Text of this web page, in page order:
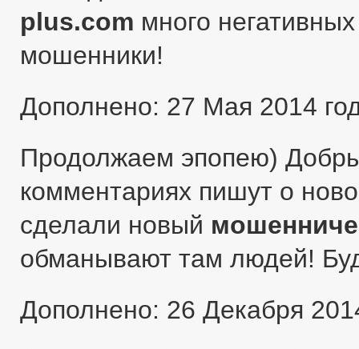
plus.com много
мошенники!
Дополнено: 27 Мая 2014
Продолжаем эпопею)
комментариях пишут о
сделали новый
обманывают там людей!
Дополнено: 26 Декабря